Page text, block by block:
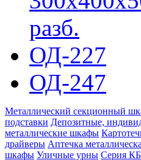
разб.
ОД-227
ОД-247
Металлический секционный
подставки Депозитные,
металлические шкафы
драйверы Аптечка
шкафы Уличные урны Серия